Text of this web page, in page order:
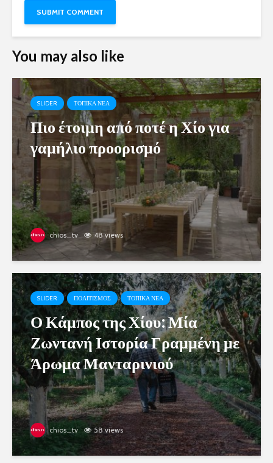
You may also like
SLIDER ΤΟΠΙΚΑ ΝΕΑ
Πιο έτοιμη από ποτέ η Χίο για
γαμήλιο προορισμό
chios_tv 48 views
SLIDER ΠΟΛΙΤΙΣΜΟΣ ΤΟΠΙΚΑ ΝΕΑ
Ο Κάμπος της Χίου: Μία
Ζωντανή Ιστορία Γραμμένη με
Άρωμα Μανταρινιού
chios_tv 58 views